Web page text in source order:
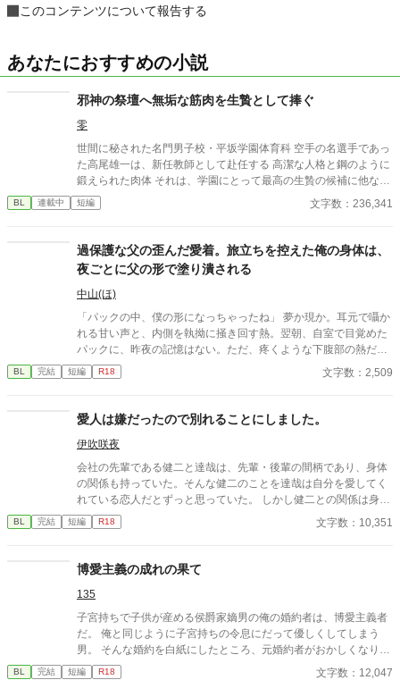
このコンテンツについて報告する
あなたにおすすめの小説
邪神の祭壇へ無垢な筋肉を生贄として捧ぐ
零
世間に秘された名門男子校・平坂学園体育科 空手の名選手であっ
た高尾雄一は、新任教師として赴任する 高潔な人格と鋼のように
鍛えられた肉体 それは、学園にとって最高の生贄の候補に他なら
なかった 至高の筋肉を持つ、精神を削られ意志をなくした青年を
太古の神に捧げるため、“水”、“風”、“土”の信奉者達が暗躍する 意
校で繰り広げられるダークファンタジー
BL 連載中 短編 文字数：236,341
過保護な父の歪んだ愛着。旅立ちを控えた俺の身体は、
夜ごとに父の形で塗り潰される
中山(ほ)
「パックの中、僕の形になっちゃったね」 夢か現か。耳元で囁か
れる甘い声と、内側を執拗に掻き回す熱。翌朝、自室で目覚めた
パックに、昨夜の記憶はない。ただ、疼くような下腹部の熱だけ
が残っていた。 相談しようと向かった相手こそが、自分を侵食し
ている張本人だとも知らずに、パックは父の部屋の扉を開く。 こ
BL 完結 短編 R18 文字数：2,509
愛人は嫌だったので別れることにしました。
伊吹咲夜
会社の先輩である健二と達哉は、先輩・後輩の間柄であり、身体
の関係も持っていた。そんな健二のことを達哉は自分を愛してく
れている恋人だとずっと思っていた。 しかし健二との関係は身体
だけで、それ以上のことはない。疑問に思っていた日、健二が結
婚したと朝礼で報告が。健二は達哉のことを愛してはいなかった
BL 完結 短編 R18 文字数：10,351
博愛主義の成れの果て
135
子宮持ちで子供が産める侯爵家嫡男の俺の婚約者は、博愛主義者
だ。 俺と同じように子宮持ちの令息にだって優しくしてしまう
男。 そんな婚約を白紙にしたところ、元婚約者がおかしくなりは
じめた……。
BL 完結 短編 R18 文字数：12,047